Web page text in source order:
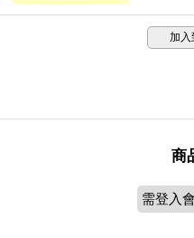
加入
商
需登入